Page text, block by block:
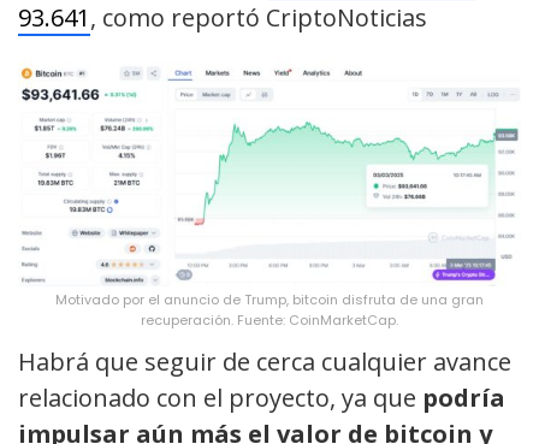
93.641, como reportó CriptoNoticias
Motivado por el anuncio de Trump, bitcoin disfruta de una gran
recuperación. Fuente: CoinMarketCap.
Habrá que seguir de cerca cualquier avance
relacionado con el proyecto, ya que podría
impulsar aún más el valor de bitcoin y